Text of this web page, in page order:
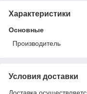
Характеристики
Основные
Производитель
Условия доставки
Доставка